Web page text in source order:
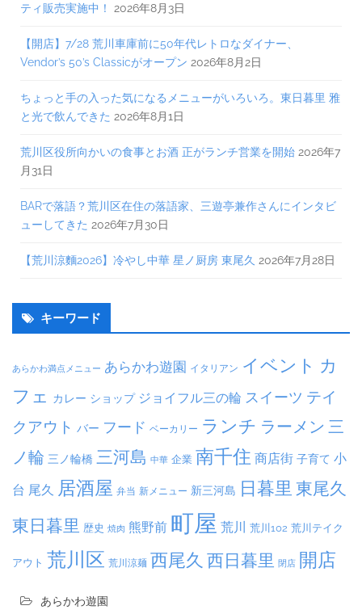
ティ販売実施中！
2026年8月3日
【開店】7/28 荒川車庫前に50年代レトロなダイナー、
Vendor’s 50’s Classicがオープン 2026年8月2日
ちょっと手の入った気になるメニューがいろいろ。東日暮里 雅
と光で飲んできた 2026年8月1日
荒川区役所向かいの食事とお酒 正がランチ営業を開始 2026年7
月31日
BARで落語？荒川区在住の落語家、三遊亭兼作さんにインタビ
ューしてきた 2026年7月30日
【荒川涼麵2026】冷やし中華 星ノ厨房 東尾久 2026年7月28日
キーワード
あらかわ満点メニュー あらかわ遊園 イタリアン イベント カ
フェ カレー ショップ ジョイフル三の輪 スイーツ テイ
クアウト バー フード ベーカリー ランチ ラーメン 三
ノ輪 三ノ輪橋 三河島 中華 企業 南千住 商店街 子育て 小
台 尾久 居酒屋 弁当 新メニュー 新三河島 日暮里 東尾久
東日暮里 歴史 焼肉 熊野前 町屋 荒川 荒川102 荒川テイク
アウト 荒川区 荒川涼麺 西尾久 西日暮里 閉店 開店
あらかわ遊園